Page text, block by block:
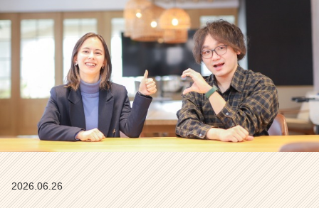
会
社
こ
か
ら
の
タ
イ
ム
ラ
2026.06.26